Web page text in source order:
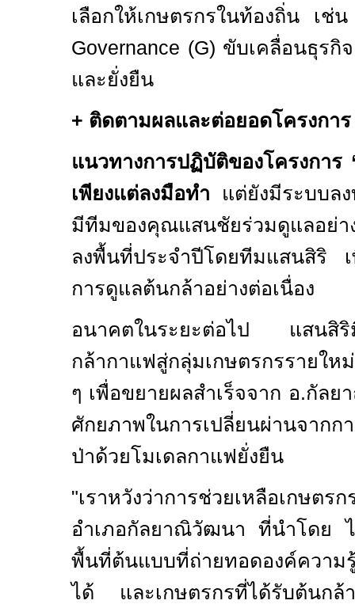
เลือกให้เกษตรกรในท้องถิ่น เ
Governance (G) ขับเคลื่อนธุรกิ
และยั่งยืน
+ ติดตามผลและต่อยอดโครงการ
แนวทางการปฏิบัติของโครงการ
เพียงแต่ลงมือทำ แต่ยังมีระบบล
มีทีมของคุณแสนชัยร่วมดูแลอย่า
ลงพื้นที่ประจำปีโดยทีมแสนสิริ เ
การดูแลต้นกล้าอย่างต่อเนื่อง
อนาคตในระยะต่อไป แสนสิริ
กล้ากาแฟสู่กลุ่มเกษตรกรรายใ
ๆ เพื่อขยายผลสำเร็จจาก อ.กัล
ศักยภาพในการเปลี่ยนผ่านจาก
ป่าด้วยโมเดลกาแฟยั่งยืน
"เราหวังว่าการช่วยเหลือเก
อำเภอกัลยาณิวัฒนา ที่นำโดย
พื้นที่ต้นแบบที่ถ่ายทอดองค์ความ
ได้ และเกษตรกรที่ได้รับต้นกล้